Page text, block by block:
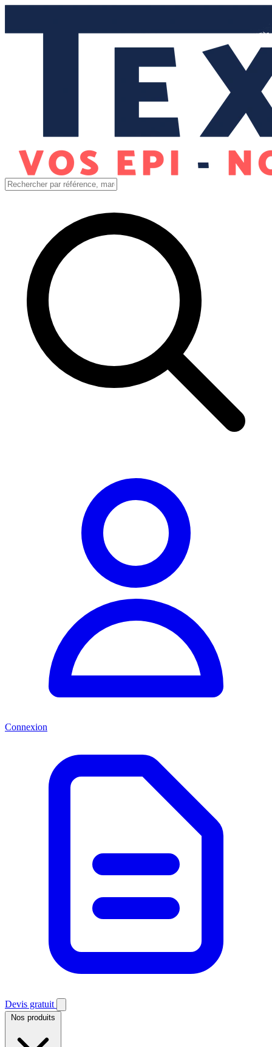
Connexion
Devis gratuit
Nos produits